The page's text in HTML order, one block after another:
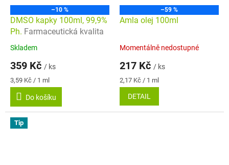
–10 %
DMSO kapky 100ml, 99,9%
Ph. Farmaceutická kvalita
Průměrné
produktu
je
5,0
5
hvězdiček.
Skladem
359 Kč / ks
Měrná
cena:
3,59 Kč / 1 ml
Do košíku
–59 %
Amla olej 100ml
Průměrné
produktu
je
5,0
5
Momentálně nedostupné
217 Kč / ks
Měrná
cena:
2,17 Kč / 1 ml
DETAIL
Tip